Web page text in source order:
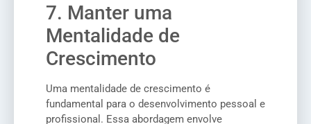
7. Manter uma
Mentalidade de
Crescimento
Uma mentalidade de crescimento é
fundamental para o desenvolvimento pessoal e
profissional. Essa abordagem envolve